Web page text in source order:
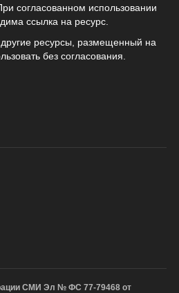
согласованном использовании
ссылка на ресурс.
другие ресурсы, размещенный на
без согласования.
СМИ Эл № ФС 77-79468 от